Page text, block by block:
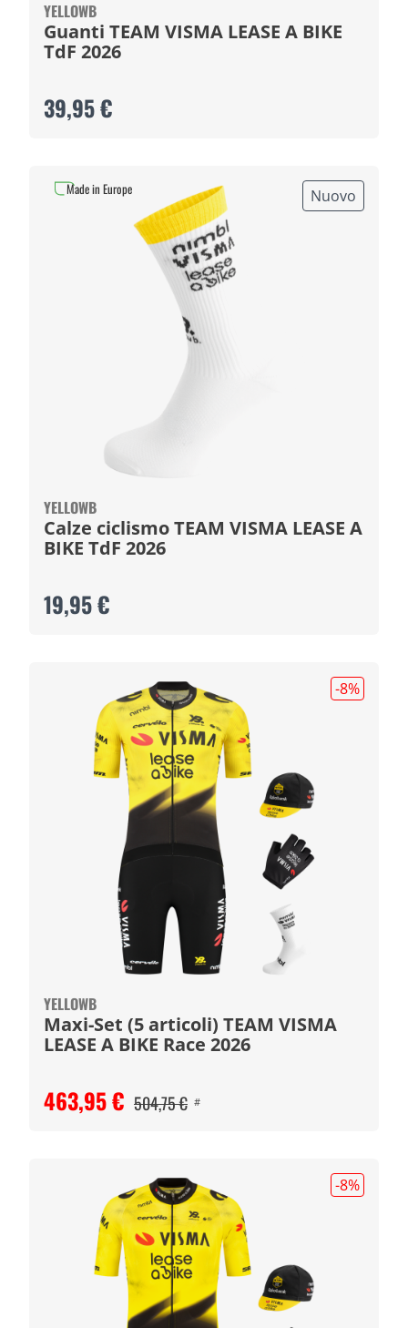
YELLOWB
Guanti TEAM VISMA LEASE A BIKE
TdF 2026
39,95 €
Nuovo
YELLOWB
Calze ciclismo TEAM VISMA LEASE A
BIKE TdF 2026
19,95 €
Made in Europe
-8%
YELLOWB
Maxi-Set (5 articoli) TEAM VISMA
LEASE A BIKE Race 2026
463,95 € 504,75 € #
-8%